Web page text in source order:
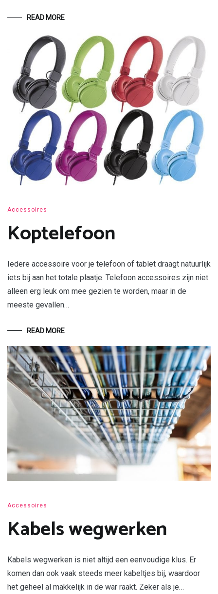
READ MORE
Accessoires
Koptelefoon
Iedere accessoire voor je telefoon of tablet draagt natuurlijk
iets bij aan het totale plaatje. Telefoon accessoires zijn niet
alleen erg leuk om mee gezien te worden, maar in de
meeste gevallen…
READ MORE
Accessoires
Kabels wegwerken
Kabels wegwerken is niet altijd een eenvoudige klus. Er
komen dan ook vaak steeds meer kabeltjes bij, waardoor
het geheel al makkelijk in de war raakt. Zeker als je…